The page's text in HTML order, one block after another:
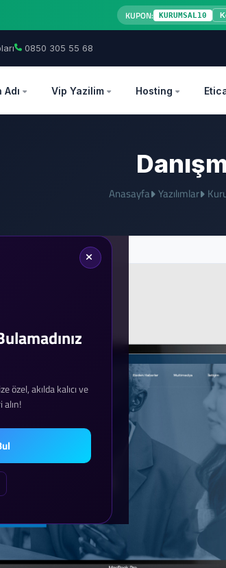
KUPON: KURUMSAL10
0850 305 55 68
Adı Vip Yazilim Hosting
Anasayfa Yazılımlar
özel, akılda kalıcı ve